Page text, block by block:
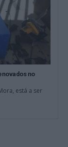
no
está a ser